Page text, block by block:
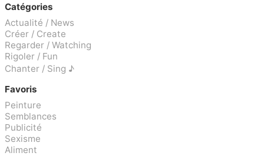
Catégories
Actualité / News
Créer / Create
Regarder / Watching
Rigoler / Fun
Chanter / Sing ♪
Favoris
Peinture
Semblances
Publicité
Sexisme
Aliment